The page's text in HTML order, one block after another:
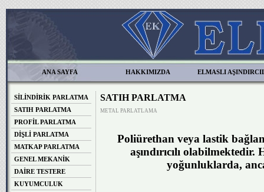
ANA SAYFA HAKKIMIZDA ELMASLI
SATIH PARLATMA
METAL PARLATLAMA
Poliürethan veya lastik
aşındırıcılı
yoğunluklarda,
SİLİNDİRİK PARLATMA
SATIH PARLATMA
PROFİL PARLATMA
DİŞLİ PARLATMA
MATKAP PARLATMA
GENEL MEKANİK
DAİRE TESTERE
KUYUMCULUK